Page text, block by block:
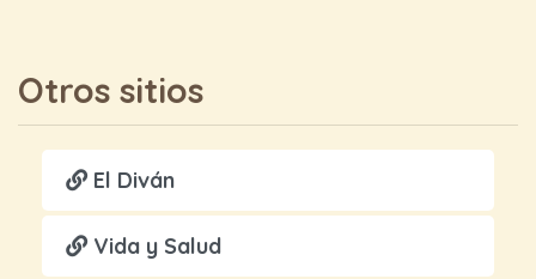
Otros sitios
El Diván
Vida y Salud